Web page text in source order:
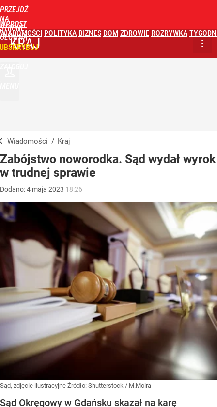
PRZEJDŹ
NA
STRONĘ
GŁÓWNĄ
WPROST
WIADOMOŚCI POLITYKA BIZNES DOM ZDROWIE ROZRYWKA
KRAJ
Wiadomości / Kraj
Zabójstwo noworodka. Sąd wydał wyrok
w trudnej sprawie
Dodano:4 maja 2023 18:26
Sąd, zdjęcie ilustracyjne Źródło: Shutterstock / M.Moira
Sąd Okręgowy w Gdańsku skazał na karę